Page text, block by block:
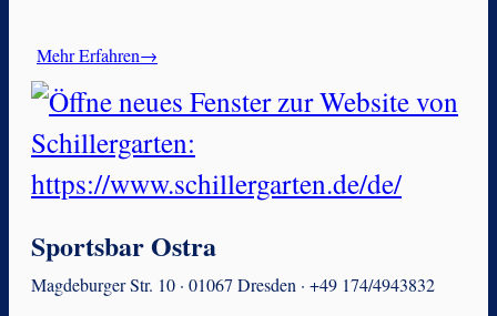
Mehr Erfahren→
Sportsbar Ostra
Magdeburger Str. 10 · 01067 Dresden · +49 174/4943832